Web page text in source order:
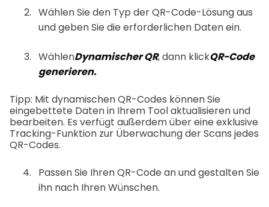
Wählen Sie den Typ der QR-Code-Lösung aus
und geben Sie die erforderlichen Daten ein.
WählenDynamischer QR, dann klickQR-Code
generieren.
Tipp: Mit dynamischen QR-Codes können Sie
eingebettete Daten in Ihrem Tool aktualisieren und
bearbeiten. Es verfügt außerdem über eine exklusive
Tracking-Funktion zur Überwachung der Scans jedes
QR-Codes.
Passen Sie Ihren QR-Code an und gestalten Sie
ihn nach Ihren Wünschen.